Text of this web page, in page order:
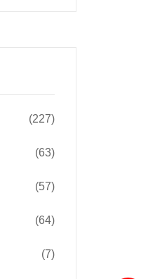
(227)
(63)
(57)
(64)
(7)